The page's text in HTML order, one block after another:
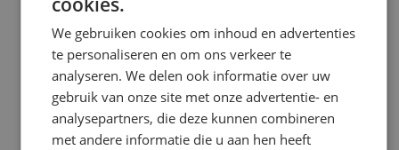
We gebruiken cookies om inhoud en advertenties
te personaliseren en om ons verkeer te
analyseren. We delen ook informatie over uw
gebruik van onze site met onze advertentie- en
analysepartners, die deze kunnen combineren
met andere informatie die u aan hen heeft